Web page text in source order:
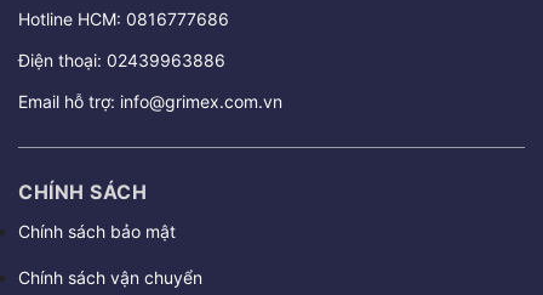
Hotline HCM: 0816777686
Điện thoại: 02439963886
Email hỗ trợ: info@grimex.com.vn
CHÍNH SÁCH
Chính sách bảo mật
Chính sách vận chuyển